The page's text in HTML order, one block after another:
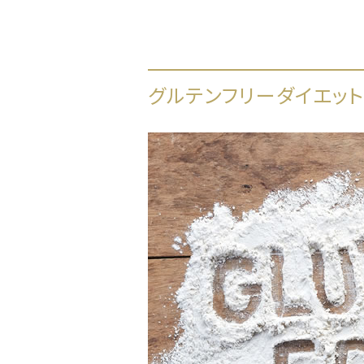
グルテンフリーダイエッ